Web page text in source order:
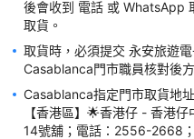
後會收到 電話 或 WhatsApp
取貨時，必須提交 永安旅遊
Casablanca指定門市取貨地址
【香港區】🌟香港仔 - 香港
14號舖；電話：2556-2668